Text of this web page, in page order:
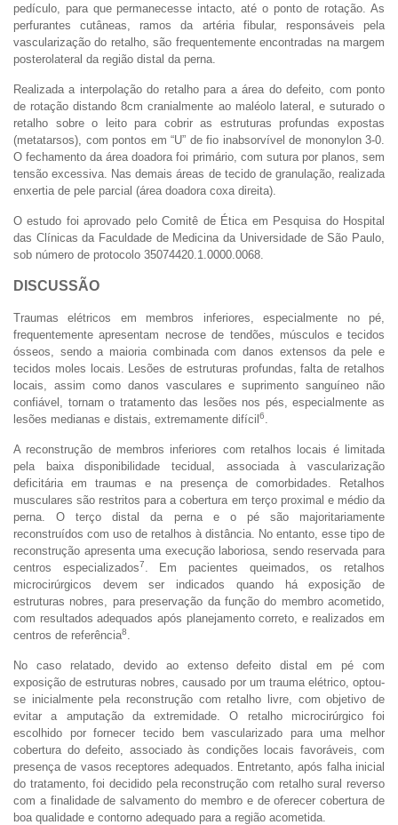
pedículo, para que permanecesse intacto, até o ponto de rotação. As
perfurantes cutâneas, ramos da artéria fibular, responsáveis pela
vascularização do retalho, são frequentemente encontradas na margem
posterolateral da região distal da perna.
Realizada a interpolação do retalho para a área do defeito, com ponto
de rotação distando 8cm cranialmente ao maléolo lateral, e suturado o
retalho sobre o leito para cobrir as estruturas profundas expostas
(metatarsos), com pontos em “U” de fio inabsorvível de mononylon 3-0.
O fechamento da área doadora foi primário, com sutura por planos, sem
tensão excessiva. Nas demais áreas de tecido de granulação, realizada
enxertia de pele parcial (área doadora coxa direita).
O estudo foi aprovado pelo Comitê de Ética em Pesquisa do Hospital
das Clínicas da Faculdade de Medicina da Universidade de São Paulo,
sob número de protocolo 35074420.1.0000.0068.
DISCUSSÃO
Traumas elétricos em membros inferiores, especialmente no pé,
frequentemente apresentam necrose de tendões, músculos e tecidos
ósseos, sendo a maioria combinada com danos extensos da pele e
tecidos moles locais. Lesões de estruturas profundas, falta de retalhos
locais, assim como danos vasculares e suprimento sanguíneo não
confiável, tornam o tratamento das lesões nos pés, especialmente as
lesões medianas e distais, extremamente difícil 6
A reconstrução de membros inferiores com retalhos locais é limitada
pela baixa disponibilidade tecidual, associada à vascularização
deficitária em traumas e na presença de comorbidades. Retalhos
musculares são restritos para a cobertura em terço proximal e médio da
perna. O terço distal da perna e o pé são majoritariamente
reconstruídos com uso de retalhos à distância. No entanto, esse tipo de
reconstrução apresenta uma execução laboriosa, sendo reservada para
centros especializados7
. Em pacientes queimados, os retalhos
microcirúrgicos devem ser indicados quando há exposição de
estruturas nobres, para preservação da função do membro acometido,
com resultados adequados após planejamento correto, e realizados em
centros de referência8
No caso relatado, devido ao extenso defeito distal em pé com
exposição de estruturas nobres, causado por um trauma elétrico, optou-
se inicialmente pela reconstrução com retalho livre, com objetivo de
evitar a amputação da extremidade. O retalho microcirúrgico foi
escolhido por fornecer tecido bem vascularizado para uma melhor
cobertura do defeito, associado às condições locais favoráveis, com
presença de vasos receptores adequados. Entretanto, após falha inicial
do tratamento, foi decidido pela reconstrução com retalho sural reverso
com a finalidade de salvamento do membro e de oferecer cobertura de
boa qualidade e contorno adequado para a região acometida.